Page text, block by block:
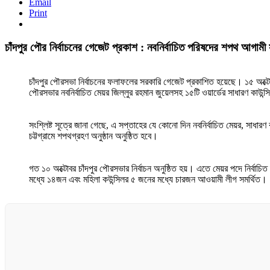
Email
Print
চাঁদপুর পৌর নির্বাচনের গেজেট প্রকাশ : নবনির্বাচিত পরিষদের শপথ
চাঁদপুর পৌরসভা নির্বাচনের ফলাফলের সরকারি গেজেট প্রকাশিত হয়েছে। ১৫
পৌরসভার নবনির্বাচিত মেয়র জিল্লুর রহমান জুয়েলসহ ১৫টি ওয়ার্ডের সাধারণ
সংশ্লিষ্ট সূত্রে জানা গেছে, এ সপ্তাহের যে কোনো দিন নবনির্বাচিত মেয়র,
চট্টগ্রামে শপথগ্রহণ অনুষ্ঠান অনুষ্ঠিত হবে।
গত ১০ অক্টোবর চাঁদপুর পৌরসভার নির্বাচন অনুষ্ঠিত হয়। এতে মেয়র পদে
মধ্যে ১৪জন এবং মহিলা কউন্সিলর ৫ জনের মধ্যে চারজন আওয়ামী লীগ সমর্থিত।